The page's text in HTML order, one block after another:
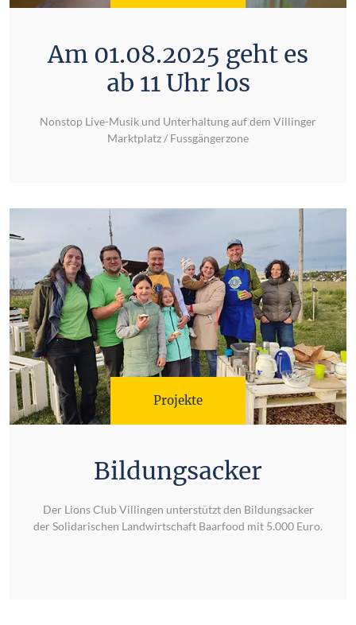
Am 01.08.2025 geht es
ab 11 Uhr los
Nonstop Live-Musik und Unterhaltung auf dem Villinger
Marktplatz / Fussgängerzone
Projekte
Bildungsacker
Der Lions Club Villingen unterstützt den Bildungsacker
der Solidarischen Landwirtschaft Baarfood mit 5.000 Euro.